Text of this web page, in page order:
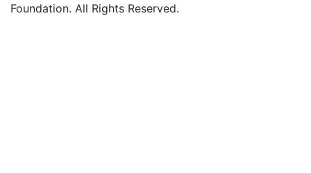
Foundation. All Rights Reserved.